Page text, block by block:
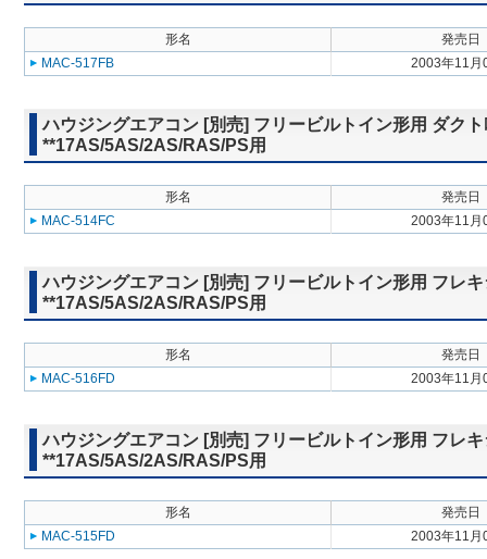
形名
発売日
MAC-517FB
2003年11月
ハウジングエアコン [別売] フリービルトイン形用 ダク
**17AS/5AS/2AS/RAS/PS用
形名
発売日
MAC-514FC
2003年11月
ハウジングエアコン [別売] フリービルトイン形用 フレ
**17AS/5AS/2AS/RAS/PS用
形名
発売日
MAC-516FD
2003年11月
ハウジングエアコン [別売] フリービルトイン形用 フレ
**17AS/5AS/2AS/RAS/PS用
形名
発売日
MAC-515FD
2003年11月